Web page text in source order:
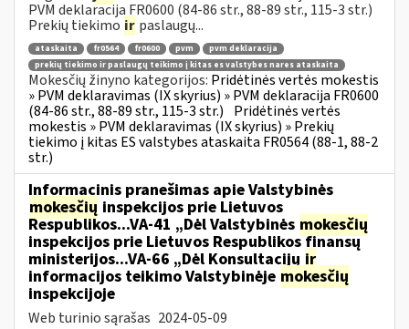
PVM deklaracija FR0600 (84-86 str., 88-89 str., 115-3 str.)
Prekių tiekimo ir paslaugų...
ataskaita fr0564 fr0600 pvm
pvm deklaracija
prekių tiekimo ir paslaugų teikimo į kitas es valstybes nares ataskaita
Mokesčių žinyno kategorijos: Pridėtinės vertės mokestis
» PVM deklaravimas (IX skyrius) » PVM deklaracija FR0600
(84-86 str., 88-89 str., 115-3 str.) Pridėtinės vertės
mokestis » PVM deklaravimas (IX skyrius) » Prekių
tiekimo į kitas ES valstybes ataskaita FR0564 (88-1, 88-2
str.)
Informacinis pranešimas apie Valstybinės
mokesčių inspekcijos prie Lietuvos
Respublikos...VA-41 „Dėl Valstybinės mokesčių
inspekcijos prie Lietuvos Respublikos finansų
ministerijos...VA-66 „Dėl Konsultacijų ir
informacijos teikimo Valstybinėje mokesčių
inspekcijoje
Web turinio sąrašas 2024-05-09